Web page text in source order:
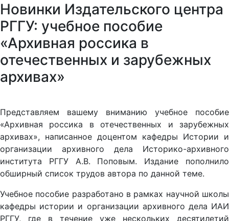
Новинки Издательского центра
РГГУ: учебное пособие
«Архивная россика в
отечественных и зарубежных
архивах»
Представляем вашему вниманию учебное пособие
«Архивная россика в отечественных и зарубежных
архивах», написанное доцентом кафедры Истории и
организации архивного дела Историко-архивного
института РГГУ А.В. Поповым. Издание пополнило
обширный список трудов автора по данной теме.
Учебное пособие разработано в рамках научной школы
кафедры истории и организации архивного дела ИАИ
РГГУ, где в течение уже нескольких десятилетий